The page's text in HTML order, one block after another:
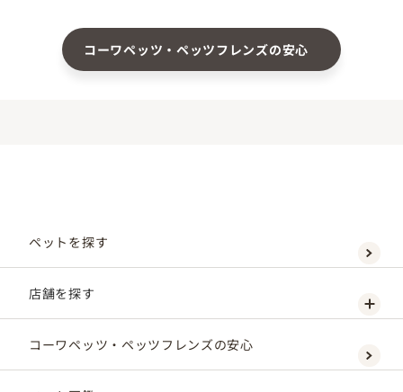
コーワペッツ・ペッツフレンズの安心
ペットを探す
店舗を探す
コーワペッツ・ペッツフレンズの安心